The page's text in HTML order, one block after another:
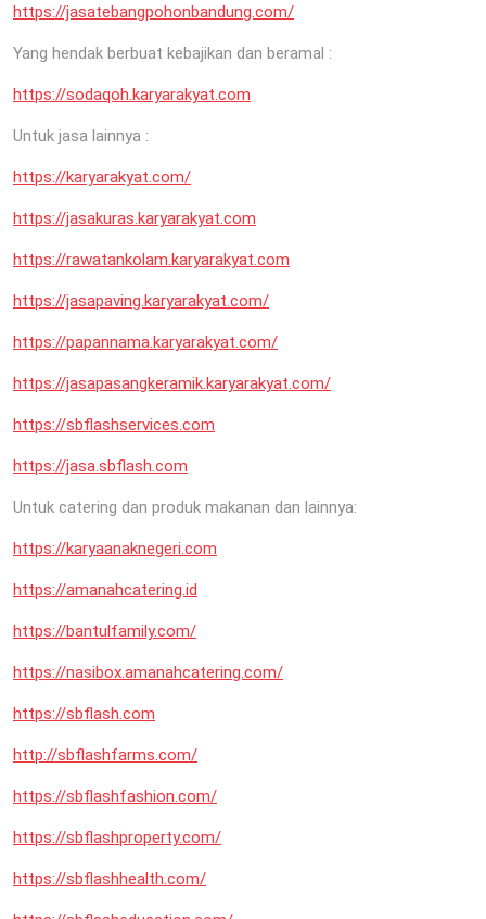
https://jasatebangpohonbandung.com/
Yang hendak berbuat kebajikan dan beramal :
https://sodaqoh.karyarakyat.com
Untuk jasa lainnya :
https://karyarakyat.com/
https://jasakuras.karyarakyat.com
https://rawatankolam.karyarakyat.com
https://jasapaving.karyarakyat.com/
https://papannama.karyarakyat.com/
https://jasapasangkeramik.karyarakyat.com/
https://sbflashservices.com
https://jasa.sbflash.com
Untuk catering dan produk makanan dan lainnya:
https://karyaanaknegeri.com
https://amanahcatering.id
https://bantulfamily.com/
https://nasibox.amanahcatering.com/
https://sbflash.com
http://sbflashfarms.com/
https://sbflashfashion.com/
https://sbflashproperty.com/
https://sbflashhealth.com/